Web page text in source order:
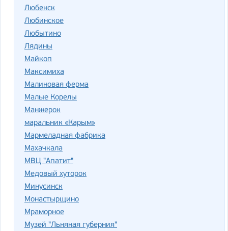
Любенск
Любинское
Любытино
Лядины
Майкоп
Максимиха
Малиновая ферма
Малые Корелы
Манжерок
маральник «Карым»
Мармеладная фабрика
Махачкала
МВЦ "Апатит"
Медовый хуторок
Минусинск
Монастырщино
Мраморное
Музей "Льняная губерния"